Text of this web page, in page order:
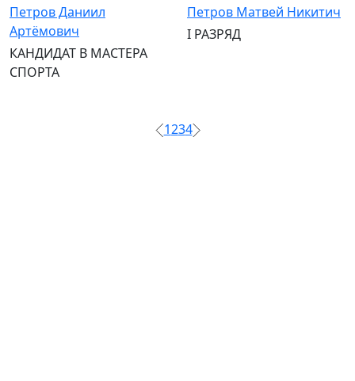
Петров Даниил
Артёмович
КАНДИДАТ В МАСТЕРА
СПОРТА
Петров Матвей Никитич
I РАЗРЯД
1234